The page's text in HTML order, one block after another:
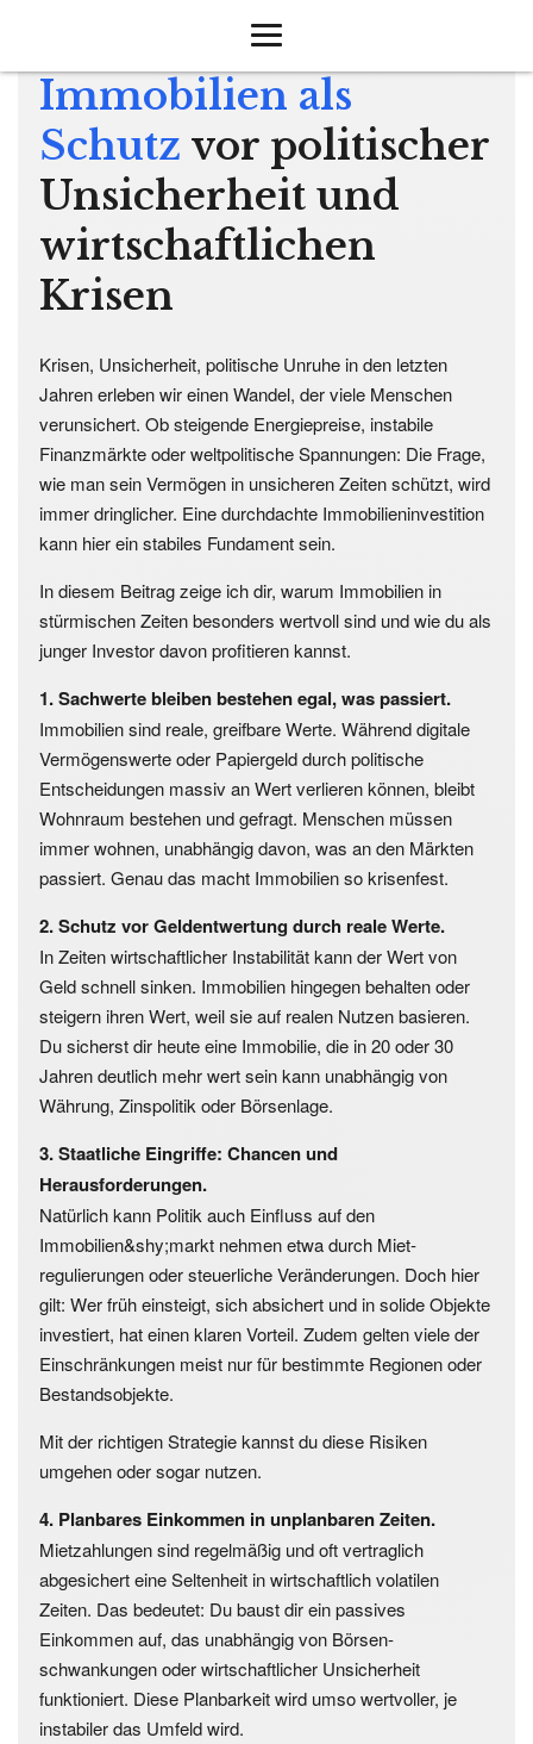
Immobilien als
Schutz vor politischer
Unsicherheit und
wirtschaftlichen
Krisen
Krisen, Unsicherheit, politische Unruhe in den letzten
Jahren erleben wir einen Wandel, der viele Menschen
verunsichert. Ob steigende Energiepreise, instabile
Finanzmärkte oder weltpolitische Spannungen: Die Frage,
wie man sein Vermögen in unsicheren Zeiten schützt, wird
immer dringlicher. Eine durchdachte Immobilieninvestition
kann hier ein stabiles Fundament sein.
In diesem Beitrag zeige ich dir, warum Immobilien in
stürmischen Zeiten besonders wertvoll sind und wie du als
junger Investor davon profitieren kannst.
1. Sachwerte bleiben bestehen egal, was passiert.
Immobilien sind reale, greifbare Werte. Während digitale
Vermögenswerte oder Papiergeld durch politische
Entscheidungen massiv an Wert verlieren können, bleibt
Wohnraum bestehen und gefragt. Menschen müssen
immer wohnen, unabhängig davon, was an den Märkten
passiert. Genau das macht Immobilien so krisenfest.
2. Schutz vor Geldentwertung durch reale Werte.
In Zeiten wirtschaftlicher Instabilität kann der Wert von
Geld schnell sinken. Immobilien hingegen behalten oder
steigern ihren Wert, weil sie auf realen Nutzen basieren.
Du sicherst dir heute eine Immobilie, die in 20 oder 30
Jahren deutlich mehr wert sein kann unabhängig von
Währung, Zinspolitik oder Börsenlage.
3. Staatliche Eingriffe: Chancen und
Herausforderungen.
Natürlich kann Politik auch Einfluss auf den
Immobilien&shy;markt nehmen etwa durch Miet­
regulierungen oder steuerliche Veränderungen. Doch hier
gilt: Wer früh einsteigt, sich absichert und in solide Objekte
investiert, hat einen klaren Vorteil. Zudem gelten viele der
Einschränkungen meist nur für bestimmte Regionen oder
Bestandsobjekte.
Mit der richtigen Strategie kannst du diese Risiken
umgehen oder sogar nutzen.
4. Planbares Einkommen in unplanbaren Zeiten.
Mietzahlungen sind regelmäßig und oft vertraglich
abgesichert eine Seltenheit in wirtschaftlich volatilen
Zeiten. Das bedeutet: Du baust dir ein passives
Einkommen auf, das unabhängig von Börsen­
schwankungen oder wirtschaftlicher Unsicherheit
funktioniert. Diese Planbarkeit wird umso wertvoller, je
instabiler das Umfeld wird.